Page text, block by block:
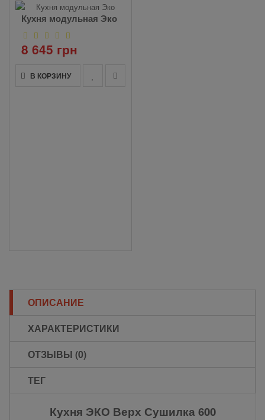
Кухня модульная Эко
8 645 грн
В КОРЗИНУ
ОПИСАНИЕ
ХАРАКТЕРИСТИКИ
ОТЗЫВЫ (0)
ТЕГ
Кухня ЭКО Верх Сушилка 600